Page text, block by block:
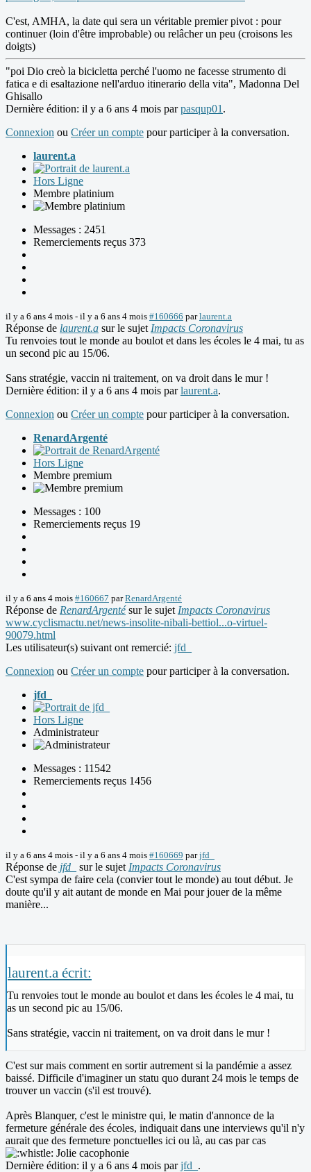
C'est, AMHA, la date qui sera un véritable premier pivot : pour
continuer (loin d'être improbable) ou relâcher un peu (croisons les
doigts)
"poi Dio creò la bicicletta perché l'uomo ne facesse strumento di
fatica e di esaltazione nell'arduo itinerario della vita", Madonna Del
Ghisallo
Dernière édition: il y a 6 ans 4 mois parpasqup01 .
Connexion ou Créer un compte pour participer à la conversation.
laurent.a
Hors Ligne
Membre platinium
Messages : 2451
Remerciements reçus 373
il y a 6 ans 4 mois - il y a 6 ans 4 mois #160666 parlaurent.a
Réponse de laurent.a sur le sujet Impacts Coronavirus
Tu renvoies tout le monde au boulot et dans les écoles le 4 mai, tu as
un second pic au 15/06.
Sans stratégie, vaccin ni traitement, on va droit dans le mur !
Dernière édition: il y a 6 ans 4 mois parlaurent.a.
Connexion ou Créer un compte pour participer à la conversation.
RenardArgenté
Hors Ligne
Membre premium
Messages : 100
Remerciements reçus 19
il y a 6 ans 4 mois #160667 parRenardArgenté
Réponse de RenardArgentésur le sujet Impacts Coronavirus
www.cyclismactu.net/news-insolite-nibali-bettiol...o-virtuel-
90079.html
Les utilisateur(s) suivant ont remercié: jfd_
Connexion ou Créer un compte pour participer à la conversation.
jfd_
Hors Ligne
Administrateur
Messages : 11542
Remerciements reçus 1456
il y a 6 ans 4 mois - il y a 6 ans 4 mois #160669 parjfd_
Réponse de jfd_ sur le sujet Impacts Coronavirus
C'est sympa de faire cela (convier tout le monde) au tout début. Je
doute qu'il y ait autant de monde en Mai pour jouer de la même
manière...
laurent.a écrit:
Tu renvoies tout le monde au boulot et dans les écoles le 4 mai, tu
as un second pic au 15/06.
Sans stratégie, vaccin ni traitement, on va droit dans le mur !
C'est sur mais comment en sortir autrement si la pandémie a assez
baissé. Difficile d'imaginer un statu quo durant 24 mois le temps de
trouver un vaccin (s'il est trouvé).
Après Blanquer, c'est le ministre qui, le matin d'annonce de la
fermeture générale des écoles, indiquait dans une interviews qu'il n'y
aurait que des fermeture ponctuelles ici ou là, au cas par cas
Jolie cacophonie
Dernière édition: il y a 6 ans 4 mois parjfd_ .